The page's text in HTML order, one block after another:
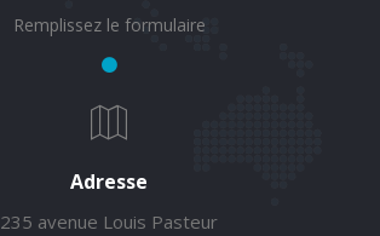
Remplissez le formulaire
Adresse
235 avenue Louis Pasteur